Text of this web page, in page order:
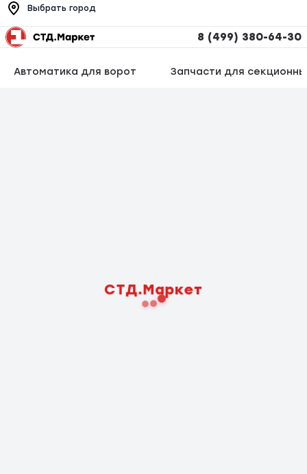
Выбрать город
8 (499) 380-64-30
Автоматика для ворот Запчасти для
СТД.Маркет